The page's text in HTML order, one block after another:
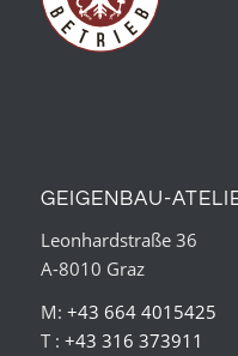
GEIGENBAU-
Leonhardstraße 36
A-8010 Graz
M: +43 664 4015425
T : +43 316 373911